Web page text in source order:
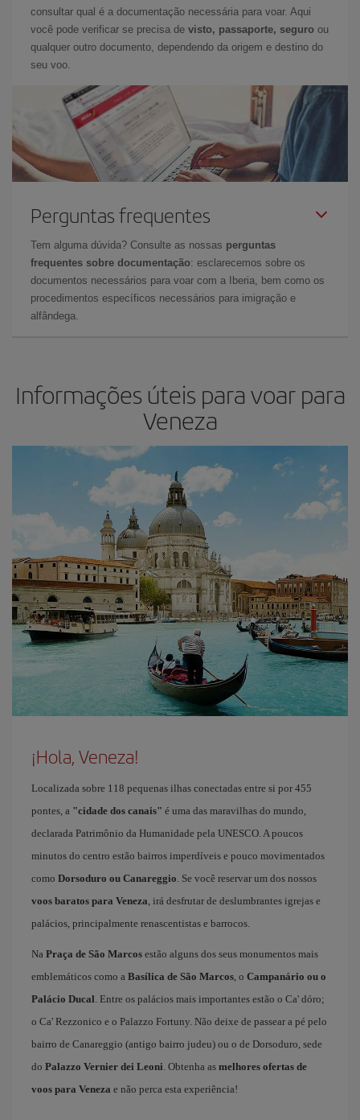
consultar qual é a documentação necessária para voar. Aqui
você pode verificar se precisa de visto, passaporte, seguro ou
qualquer outro documento, dependendo da origem e destino do
seu voo.
Perguntas frequentes
Tem alguma dúvida? Consulte as nossas perguntas
frequentes sobre documentação: esclarecemos sobre os
documentos necessários para voar com a Iberia, bem como os
procedimentos específicos necessários para imigração e
alfândega.
Informações úteis para voar para
Veneza
¡Hola, Veneza!
Localizada sobre 118 pequenas ilhas conectadas entre si por 455
pontes, a "cidade dos canais" é uma das maravilhas do mundo,
declarada Patrimônio da Humanidade pela UNESCO. A poucos
minutos do centro estão bairros imperdíveis e pouco movimentados
como Dorsoduro ou Canareggio. Se você reservar um dos nossos
voos baratos para Veneza, irá desfrutar de deslumbrantes igrejas e
palácios, principalmente renascentistas e barrocos.
Na Praça de São Marcos estão alguns dos seus monumentos mais
emblemáticos como a Basílica de São Marcos, o Campanário ou o
Palácio Ducal. Entre os palácios mais importantes estão o Ca' dóro;
o Ca' Rezzonico e o Palazzo Fortuny. Não deixe de passear a pé pelo
bairro de Canareggio (antigo bairro judeu) ou o de Dorsoduro, sede
do Palazzo Vernier dei Leoni. Obtenha as melhores ofertas de
voos para Veneza e não perca esta experiência!​ ​